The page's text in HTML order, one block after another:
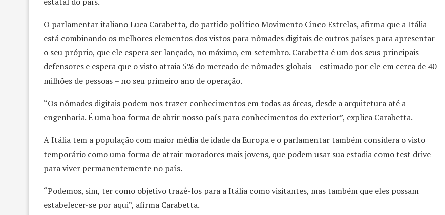
O parlamentar italiano Luca Carabetta, do partido político Movimento Cinco Estrelas, afirma que a Itália
está combinando os melhores elementos dos vistos para nômades digitais de outros países para apresentar
o seu próprio, que ele espera ser lançado, no máximo, em setembro. Carabetta é um dos seus principais
defensores e espera que o visto atraia 5% do mercado de nômades globais – estimado por ele em cerca de 40
milhões de pessoas – no seu primeiro ano de operação.
“Os nômades digitais podem nos trazer conhecimentos em todas as áreas, desde a arquitetura até a
engenharia. É uma boa forma de abrir nosso país para conhecimentos do exterior”, explica Carabetta.
A Itália tem a população com maior média de idade da Europa e o parlamentar também considera o visto
temporário como uma forma de atrair moradores mais jovens, que podem usar sua estadia como test drive
para viver permanentemente no país.
“Podemos, sim, ter como objetivo trazê-los para a Itália como visitantes, mas também que eles possam
estabelecer-se por aqui”, afirma Carabetta.